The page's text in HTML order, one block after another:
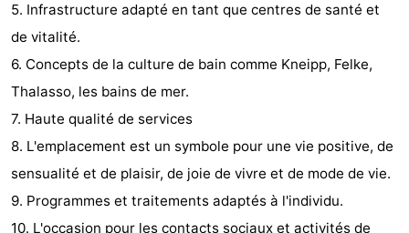
5. Infrastructure adapté en tant que centres de santé et
de vitalité.
6. Concepts de la culture de bain comme Kneipp, Felke,
Thalasso, les bains de mer.
7. Haute qualité de services
8. L'emplacement est un symbole pour une vie positive, de
sensualité et de plaisir, de joie de vivre et de mode de vie.
9. Programmes et traitements adaptés à l'individu.
10. L'occasion pour les contacts sociaux et activités de